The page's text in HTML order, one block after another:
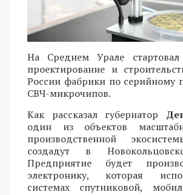
На Среднем Урале
проектирование и
России фабрики по серийному
СВЧ-микрочипов.
Как рассказал губернатор
один из объектов
производственной
создадут в
Предприятие будет
электронику, которая
системах спутниковой,